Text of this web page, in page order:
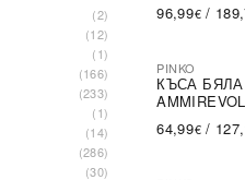
(2)
(12)
(1)
(166)
(233)
(1)
(14)
(286)
(30)
96,99€ /
-64%
PINKO
КЪСА
64,99€ /